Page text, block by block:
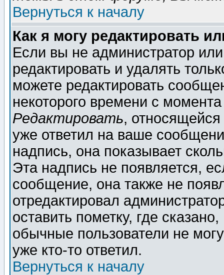
Вернуться к началу
Как я могу редактировать
Если вы не администратор
редактировать и удалять
можете редактировать
некоторого времени с
Редактировать,
уже ответил на ваше
надпись, она показывает
Эта надпись не появляется,
сообщение, она также не
отредактировал
оставить пометку, где
обычные пользователи не
уже кто-то ответил.
Вернуться к началу